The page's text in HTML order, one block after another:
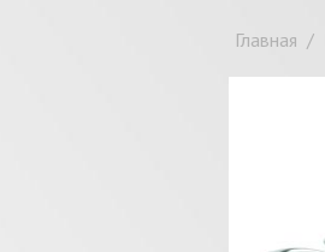
Главная /